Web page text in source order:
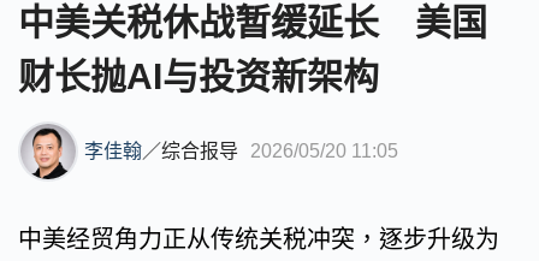
中美关税休战暂缓延长 美国
财长抛AI与投资新架构
李佳翰／综合报导 2026/05/20 11:05
中美经贸角力正从传统关税冲突，逐步升级为